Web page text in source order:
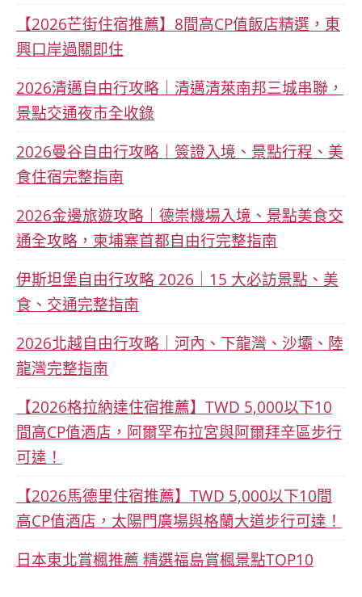
【2026芒街住宿推薦】8間高CP值飯店精選，東
興口岸過關即住
2026清邁自由行攻略｜清邁清萊南邦三城串聯，
景點交通夜市全收錄
2026曼谷自由行攻略｜簽證入境、景點行程、美
食住宿完整指南
2026金邊旅遊攻略｜德崇機場入境、景點美食交
通全攻略，柬埔寨首都自由行完整指南
伊斯坦堡自由行攻略 2026｜15 大必訪景點、美
食、交通完整指南
2026北越自由行攻略｜河內、下龍灣、沙壩、陸
龍灣完整指南
【2026格拉納達住宿推薦】TWD 5,000以下10
間高CP值酒店，阿爾罕布拉宮與阿爾拜辛區步行
可達！
【2026馬德里住宿推薦】TWD 5,000以下10間
高CP值酒店，太陽門廣場與格蘭大道步行可達！
日本東北賞楓推薦 精選福島賞楓景點TOP10